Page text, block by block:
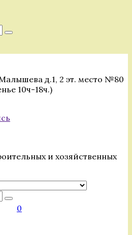
Поиск
д.1, 2 эт. место №80
10ч-18ч.)
и хозяйственных
0